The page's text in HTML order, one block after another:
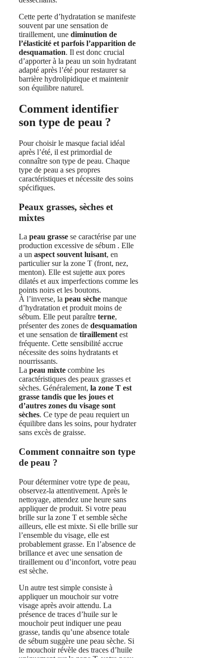
Cette perte d’hydratation se manifeste
souvent par une sensation de
tiraillement, une diminution de
l’élasticité et parfois l’apparition de
desquamation. Il est donc crucial
d’apporter à la peau un soin hydratant
adapté après l’été pour restaurer sa
barrière hydrolipidique et maintenir
son équilibre naturel.
Comment identifier
son type de peau ?
Pour choisir le masque facial idéal
après l’été, il est primordial de
connaître son type de peau. Chaque
type de peau a ses propres
caractéristiques et nécessite des soins
spécifiques.
Peaux grasses, sèches et
mixtes
La peau grasse se caractérise par une
production excessive de sébum . Elle
a un aspect souvent luisant, en
particulier sur la zone T (front, nez,
menton). Elle est sujette aux pores
dilatés et aux imperfections comme les
points noirs et les boutons.
À l’inverse, la peau sèche manque
d’hydratation et produit moins de
sébum. Elle peut paraître terne,
présenter des zones de desquamation
et une sensation de tiraillementest
fréquente. Cette sensibilité accrue
nécessite des soins hydratants et
nourrissants.
La peau mixte combine les
caractéristiques des peaux grasses et
sèches. Généralement, la zone T est
grasse tandis que les joues et
d’autres zones du visage sont
sèches. Ce type de peau requiert un
équilibre dans les soins, pour hydrater
sans excès de graisse.
Comment connaitre son type
de peau ?
Pour déterminer votre type de peau,
observez-la attentivement. Après le
nettoyage, attendez une heure sans
appliquer de produit. Si votre peau
brille sur la zone T et semble sèche
ailleurs, elle est mixte. Si elle brille sur
l’ensemble du visage, elle est
probablement grasse. En l’absence de
brillance et avec une sensation de
tiraillement ou d’inconfort, votre peau
est sèche.
Un autre test simple consiste à
appliquer un mouchoir sur votre
visage après avoir attendu. La
présence de traces d’huile sur le
mouchoir peut indiquer une peau
grasse, tandis qu’une absence totale
de sébum suggère une peau sèche. Si
le mouchoir révèle des traces d’huile